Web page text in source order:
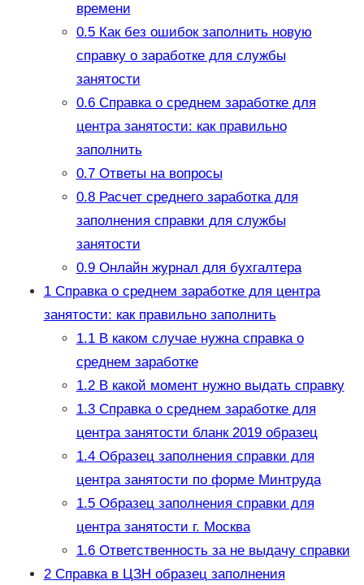
времени
0.5Как без ошибок заполнить новую
справку о заработке для службы
занятости
0.6Справка о среднем заработке для
центра занятости: как правильно
заполнить
0.7Ответы на вопросы
0.8Расчет среднего заработка для
заполнения справки для службы
занятости
0.9Онлайн журнал для бухгалтера
1Справка о среднем заработке для центра
занятости: как правильно заполнить
1.1В каком случае нужна справка о
среднем заработке
1.2В какой момент нужно выдать справку
1.3Справка о среднем заработке для
центра занятости бланк 2019 образец
1.4Образец заполнения справки для
центра занятости по форме Минтруда
1.5Образец заполнения справки для
центра занятости г. Москва
1.6Ответственность за не выдачу справки
2Справка в ЦЗН образец заполнения